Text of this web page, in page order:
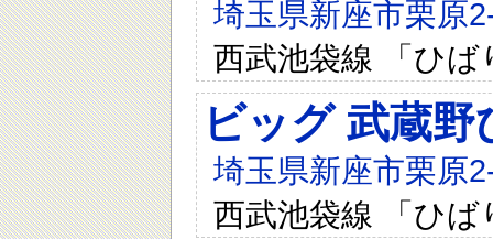
埼玉県新座市栗原
西武池袋線 「ひ
ビッグ 武蔵
埼玉県新座市栗原
西武池袋線 「ひ